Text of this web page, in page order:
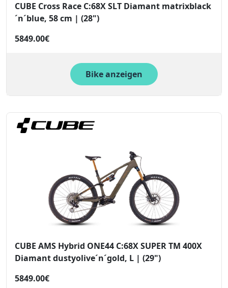
CUBE Cross Race C:68X SLT Diamant matrixblack
´n´blue, 58 cm | (28")
5849.00€
Bike anzeigen
CUBE AMS Hybrid ONE44 C:68X SUPER TM 400X
Diamant dustyolive´n´gold, L | (29")
5849.00€